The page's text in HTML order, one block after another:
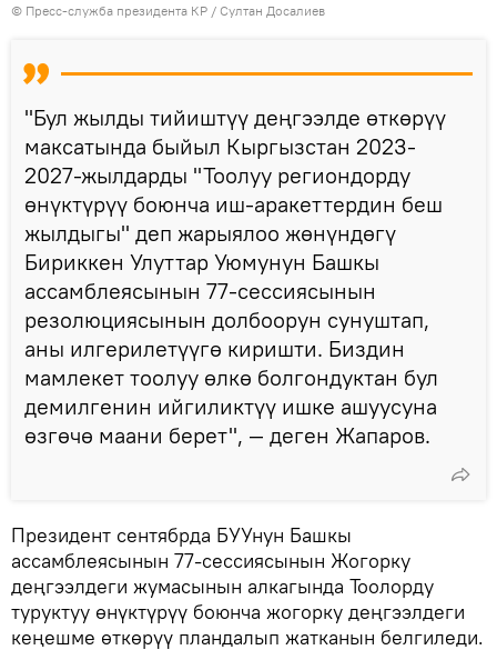
© Пресс-служба президента КР / Султан Досалиев
"Бул жылды тийиштүү деңгээлде өткөрүү
максатында быйыл Кыргызстан 2023-
2027-жылдарды "Тоолуу региондорду
өнүктүрүү боюнча иш-аракеттердин беш
жылдыгы" деп жарыялоо жөнүндөгү
Бириккен Улуттар Уюмунун Башкы
ассамблеясынын 77-сессиясынын
резолюциясынын долбоорун сунуштап,
аны илгерилетүүгө киришти. Биздин
мамлекет тоолуу өлкө болгондуктан бул
демилгенин ийгиликтүү ишке ашуусуна
өзгөчө маани берет", — деген Жапаров.
Президент сентябрда БУУнун Башкы
ассамблеясынын 77-сессиясынын Жогорку
деңгээлдеги жумасынын алкагында Тоолорду
туруктуу өнүктүрүү боюнча жогорку деңгээлдеги
кеңешме өткөрүү пландалып жатканын белгиледи.